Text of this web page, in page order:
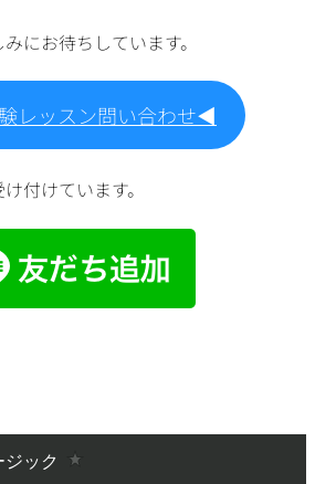
にお待ちしています。
レッスン問い合わせ◀︎
付けています。